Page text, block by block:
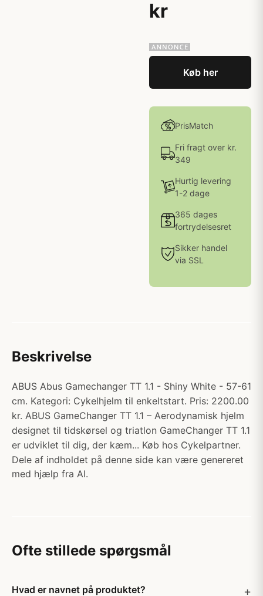
kr
Køb her
PrisMatch
Fri fragt over kr.
349
Hurtig levering
1-2 dage
365 dages
fortrydelsesret
Sikker handel
via SSL
Beskrivelse
ABUS Abus Gamechanger TT 1.1 - Shiny White - 57-61
cm. Kategori: Cykelhjelm til enkeltstart. Pris: 2200.00
kr. ABUS GameChanger TT 1.1 – Aerodynamisk hjelm
designet til tidskørsel og triatlon GameChanger TT 1.1
er udviklet til dig, der kæm... Køb hos Cykelpartner.
Dele af indholdet på denne side kan være genereret
med hjælp fra AI.
Ofte stillede spørgsmål
Hvad er navnet på produktet?